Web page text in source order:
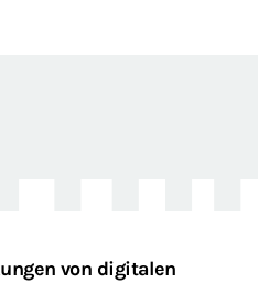
von digitalen